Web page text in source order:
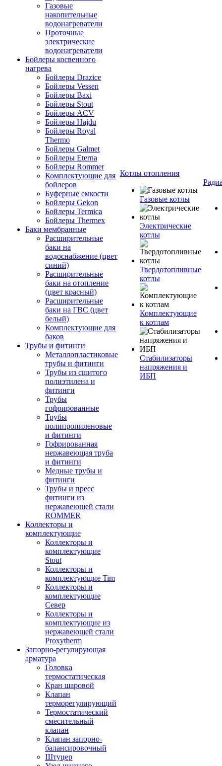
Газовые
накопительные
водонагреватели
Проточные
электрические
водонагреватели
Бойлеры косвенного
нагрева
Бойлеры Drazice
Бойлеры Vessen
Бойлеры Baxi
Бойлеры Stout
Бойлеры ACV
Бойлеры Hajdu
Бойлеры Royal
Thermo
Бойлеры Galmet
Бойлеры Eterna
Бойлеры Rommer
Комплектующие для
бойлеров
Буферные емкости
Бойлеры Gekon
Бойлеры Termica
Бойлеры Thermex
Баки мембранные
Расширительные
баки на
водоснабжение (цвет
синий)
Расширительные
баки на отопление
(цвет красный)
Расширительные
баки на ГВС (цвет
белый)
Комплектующие для
баков
Трубы и фитинги
Металлопластиковые
трубы и фитинги
Трубы из сшитого
полиэтилена и
фитинги
Трубы
гофрированные
Трубы
полипропиленовые
и фитинги
Гофрированная
нержавеющая труба
и фитинги
Медные трубы и
фитинги
Трубы и пресс
фитинги из
нержавеющей стали
ROMMER
Коллекторы и
комплектующие
Коллекторы и
комплектующие
Stout
Коллекторы и
комплектующие Tim
Коллекторы и
комплектующие
Север
Коллекторы и
комплектующие из
нержавеющей стали
Proxytherm
Запорно-регулирующая
арматура
Головка
термостатическая
Кран шаровой
Клапан
терморегулирующий
Термостатический
смесительный
клапан
Клапан запорно-
балансировочный
Штуцер
Котлы отопления
Газовые котлы
Электрические
котлы
Твердотопливные
котлы
Комплектующие
к котлам
Стабилизаторы
напряжения и
ИБП